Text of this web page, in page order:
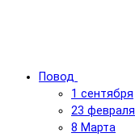
Повод
1 сентября
23 февраля
8 Марта